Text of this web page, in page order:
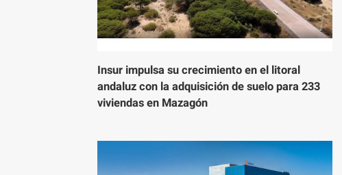
Insur impulsa su crecimiento en el litoral
andaluz con la adquisición de suelo para 233
viviendas en Mazagón